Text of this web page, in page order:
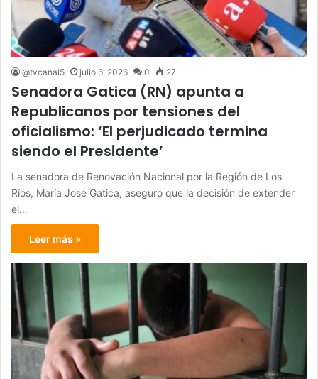
@tvcanal5 julio 6, 2026 0 27
Senadora Gatica (RN) apunta a
Republicanos por tensiones del
oficialismo: ‘El perjudicado termina
siendo el Presidente’
La senadora de Renovación Nacional por la Región de Los
Ríos, María José Gatica, aseguró que la decisión de extender
el…
Leer más »